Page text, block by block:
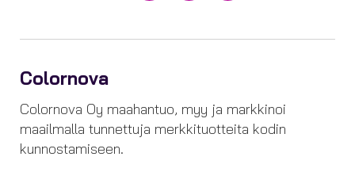
Colornova
Colornova Oy maahantuo, myy ja markkinoi
maailmalla tunnettuja merkkituotteita kodin
kunnostamiseen.